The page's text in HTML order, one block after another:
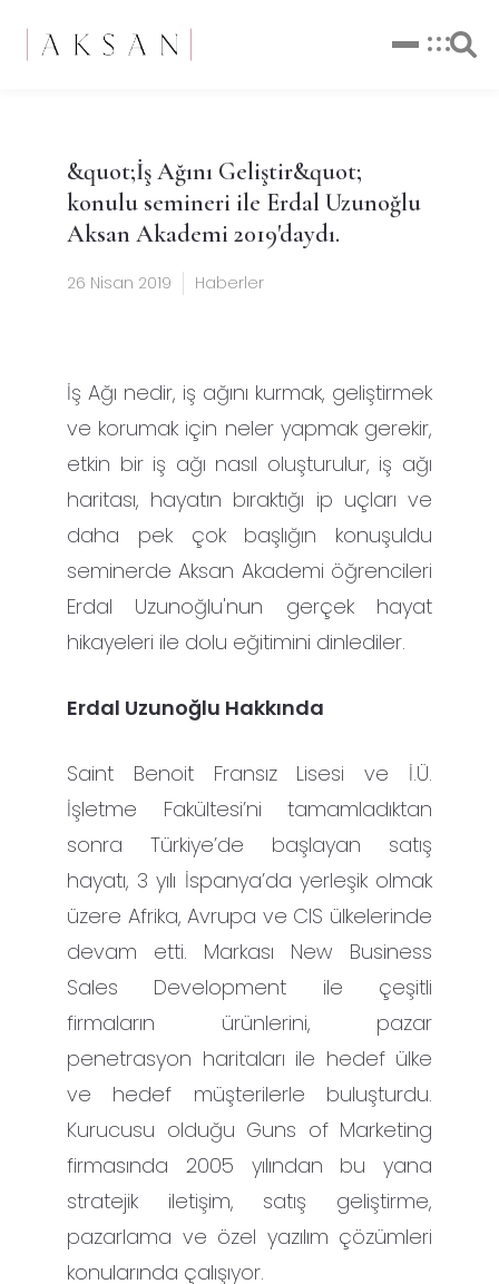
&quot;İş Ağını Geliştir&quot;
konulu semineri ile Erdal Uzunoğlu
Aksan Akademi 2019'daydı.
26 Nisan 2019 Haberler
İş Ağı nedir, iş ağını kurmak, geliştirmek
ve korumak için neler yapmak gerekir,
etkin bir iş ağı nasıl oluşturulur, iş ağı
haritası, hayatın bıraktığı ip uçları ve
daha pek çok başlığın konuşuldu
seminerde Aksan Akademi öğrencileri
Erdal Uzunoğlu'nun gerçek hayat
hikayeleri ile dolu eğitimini dinlediler.
Erdal Uzunoğlu Hakkında
Saint Benoit Fransız Lisesi ve İ.Ü.
İşletme Fakültesi’ni tamamladıktan
sonra Türkiye’de başlayan satış
hayatı, 3 yılı İspanya’da yerleşik olmak
üzere Afrika, Avrupa ve CIS ülkelerinde
devam etti. Markası New Business
Sales Development ile çeşitli
firmaların ürünlerini, pazar
penetrasyon haritaları ile hedef ülke
ve hedef müşterilerle buluşturdu.
Kurucusu olduğu Guns of Marketing
firmasında 2005 yılından bu yana
stratejik iletişim, satış geliştirme,
pazarlama ve özel yazılım çözümleri
konularında çalışıyor.